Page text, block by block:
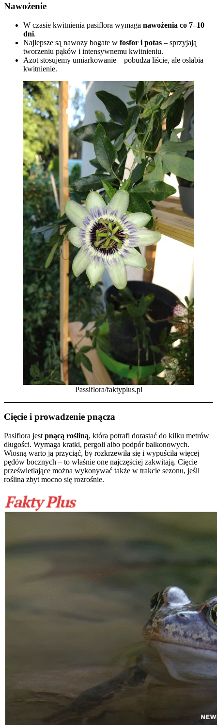
Nawożenie
W czasie kwitnienia pasiflora wymaga nawożenia co 7–10
dni.
Najlepsze są nawozy bogate w fosfor i potas – sprzyjają
tworzeniu pąków i intensywnemu kwitnieniu.
Azot stosujemy umiarkowanie – pobudza liście, ale osłabia
kwitnienie.
Passiflora/faktyplus.pl
Cięcie i prowadzenie pnącza
Pasiflora jest pnącą rośliną, która potrafi dorastać do kilku metrów
długości. Wymaga kratki, pergoli albo podpór balkonowych.
Wiosną warto ją przyciąć, by rozkrzewiła się i wypuściła więcej
pędów bocznych – to właśnie one najczęściej zakwitają. Cięcie
prześwietlające można wykonywać także w trakcie sezonu, jeśli
roślina zbyt mocno się rozrośnie.